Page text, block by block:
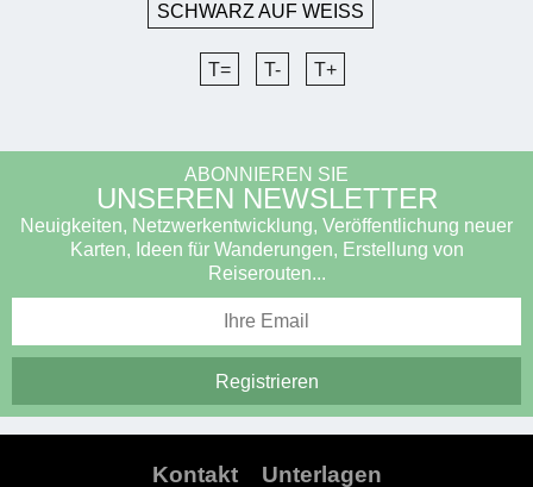
SCHWARZ AUF WEISS
T= T- T+
ABONNIEREN SIE
UNSEREN NEWSLETTER
Neuigkeiten, Netzwerkentwicklung, Veröffentlichung neuer
Karten, Ideen für Wanderungen, Erstellung von
Reiserouten...
Kontakt Unterlagen